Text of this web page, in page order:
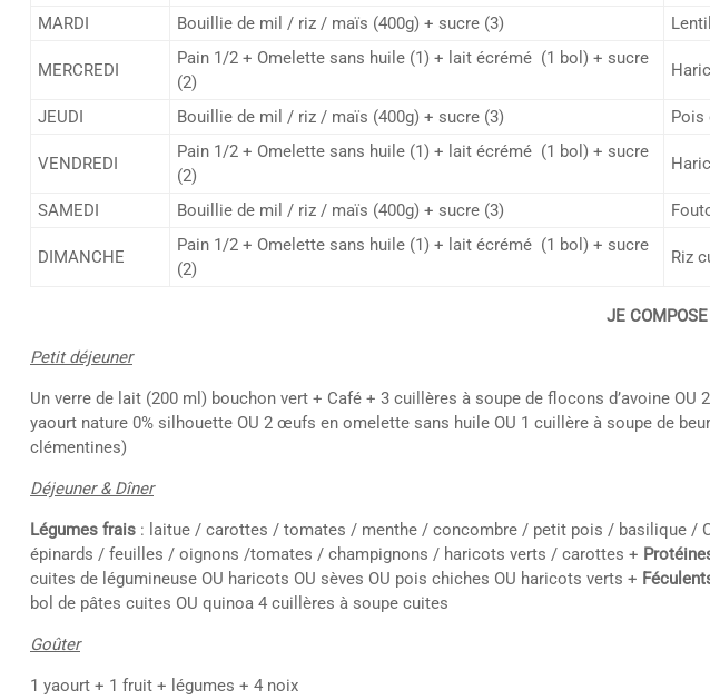
MARDI Bouillie de mil / riz / maïs (400g) + sucre (3)
MERCREDI
Pain 1/2 + Omelette sans huile (1) + lait écrémé (1 bol) + sucre
(2)
JEUDI Bouillie de mil / riz / maïs (400g) + sucre (3) Pois
VENDREDI
Pain 1/2 + Omelette sans huile (1) + lait écrémé (1 bol) + sucre
(2)
SAMEDI Bouillie de mil / riz / maïs (400g) + sucre (3)
DIMANCHE
Pain 1/2 + Omelette sans huile (1) + lait écrémé (1 bol) + sucre
(2)
Riz
JE
Petit déjeuner
Un verre de lait (200 ml) bouchon vert + Café + 3 cuillères à soupe de flocons d’avoine
yaourt nature 0% silhouette OU 2 œufs en omelette sans huile OU 1 cuillère à soupe de
clémentines)
Déjeuner & Dîner
Légumes frais : laitue / carottes / tomates / menthe / concombre / petit pois / basilique /
épinards / feuilles / oignons /tomates / champignons / haricots verts / carottes +
cuites de légumineuse OU haricots OU sèves OU pois chiches OU haricots verts +
bol de pâtes cuites OU quinoa 4 cuillères à soupe cuites
Goûter
1 yaourt + 1 fruit + légumes + 4 noix